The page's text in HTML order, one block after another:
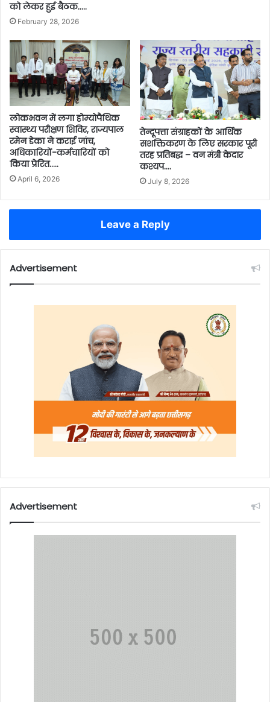
को लेकर हुई बैठक…..
February 28, 2026
लोकभवन में लगा होम्योपैथिक
स्वास्थ्य परीक्षण शिविर, राज्यपाल
रमेन डेका ने कराई जांच,
अधिकारियों-कर्मचारियों को
किया प्रेरित…..
April 6, 2026
तेन्दूपत्ता संग्राहकों के आर्थिक
सशक्तिकरण के लिए सरकार पूरी
तरह प्रतिबद्ध – वन मंत्री केदार
कश्यप….
July 8, 2026
Leave a Reply
Advertisement
Advertisement